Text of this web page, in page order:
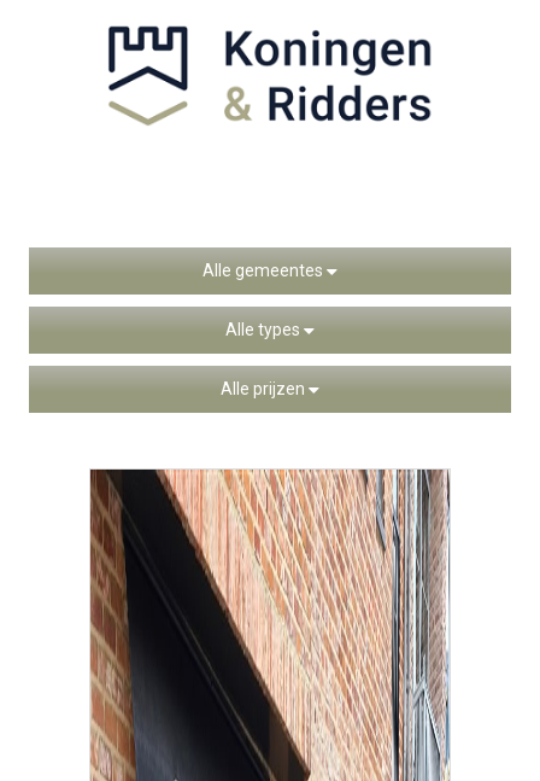
Alle gemeentes
Alle types
Alle prijzen